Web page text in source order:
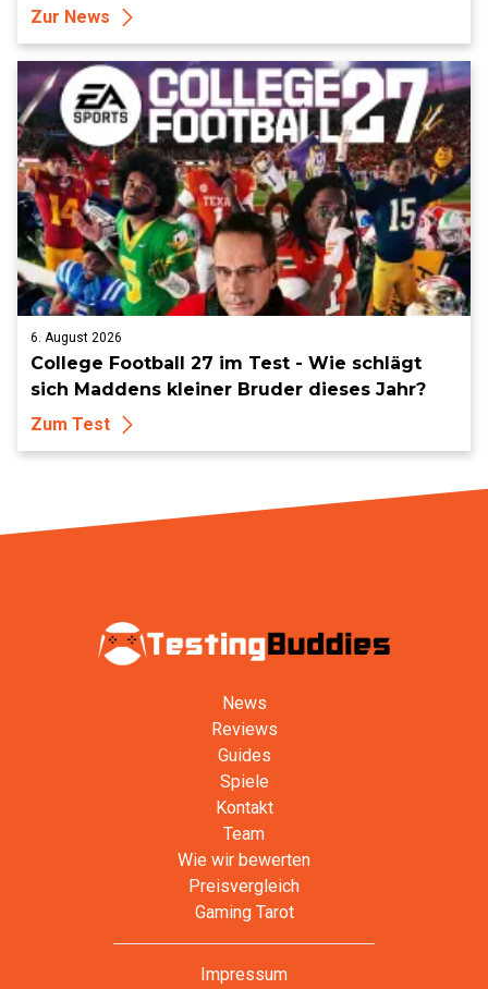
Zur News
6. August 2026
College Football 27 im Test - Wie schlägt
sich Maddens kleiner Bruder dieses Jahr?
Zum Test
News
Reviews
Guides
Spiele
Kontakt
Team
Wie wir bewerten
Preisvergleich
Gaming Tarot
Impressum